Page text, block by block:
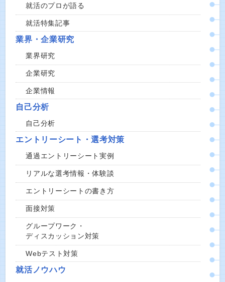
就活のプロが語る
就活特集記事
業界・企業研究
業界研究
企業研究
企業情報
自己分析
自己分析
エントリーシート・選考対策
通過エントリーシート実例
リアルな選考情報・体験談
エントリーシートの書き方
面接対策
グループワーク・
ディスカッション対策
Webテスト対策
就活ノウハウ